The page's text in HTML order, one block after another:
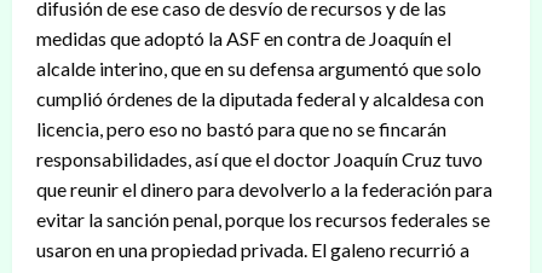
difusión de ese caso de desvío de recursos y de las
medidas que adoptó la ASF en contra de Joaquín el
alcalde interino, que en su defensa argumentó que solo
cumplió órdenes de la diputada federal y alcaldesa con
licencia, pero eso no bastó para que no se fincarán
responsabilidades, así que el doctor Joaquín Cruz tuvo
que reunir el dinero para devolverlo a la federación para
evitar la sanción penal, porque los recursos federales se
usaron en una propiedad privada. El galeno recurrió a